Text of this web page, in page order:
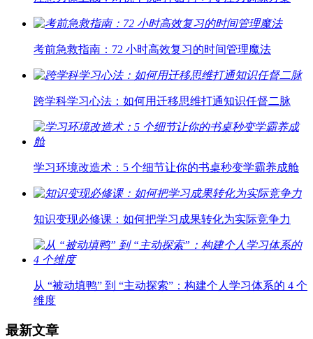
考前急救指南：72 小时高效复习的时间管理魔法
跨学科学习心法：如何用迁移思维打通知识任督二脉
学习环境改造术：5 个细节让你的书桌秒变学霸养成舱
知识变现必修课：如何把学习成果转化为实际竞争力
从 “被动填鸭” 到 “主动探索”：构建个人学习体系的 4 个
维度
最新文章